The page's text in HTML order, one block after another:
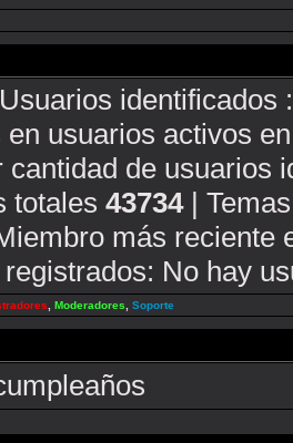
Usuarios identificados
en usuarios activos
cantidad de usuarios
totales 43734|
más reciente
No hay
Moderadores Soporte